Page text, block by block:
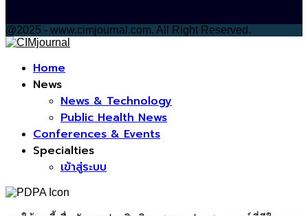
@2025 - www.cimjournal.com. All Right Reserved.
Home
News
News & Technology
Public Health News
Conferences & Events
Specialties
เข้าสู่ระบบ